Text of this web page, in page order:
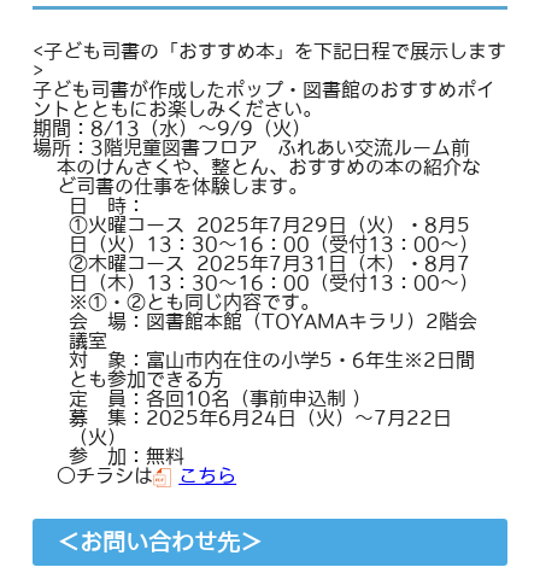
<子ども司書の「おすすめ本」を下記日程で展示します
>
子ども司書が作成したポップ・図書館のおすすめポイ
ントとともにお楽しみください。
期間：8/13（水）～9/9（火）
場所：3階児童図書フロア ふれあい交流ルーム前
本のけんさくや、整とん、おすすめの本の紹介な
ど司書の仕事を体験します。
日 時：
①火曜コース 2025年7月29日（火）・8月5
日（火）13：30～16：00（受付13：00～）
②木曜コース 2025年7月31日（木）・8月7
日（木）13：30～16：00（受付13：00～）
※①・②とも同じ内容です。
会 場：図書館本館（TOYAMAキラリ）2階会
議室
対 象：富山市内在住の小学5・6年生※2日間
とも参加できる方
定 員：各回10名（事前申込制 ）
募 集：2025年6月24日（火）～7月22日
（火）
参 加：無料
○チラシは
こちら
＜お問い合わせ先＞